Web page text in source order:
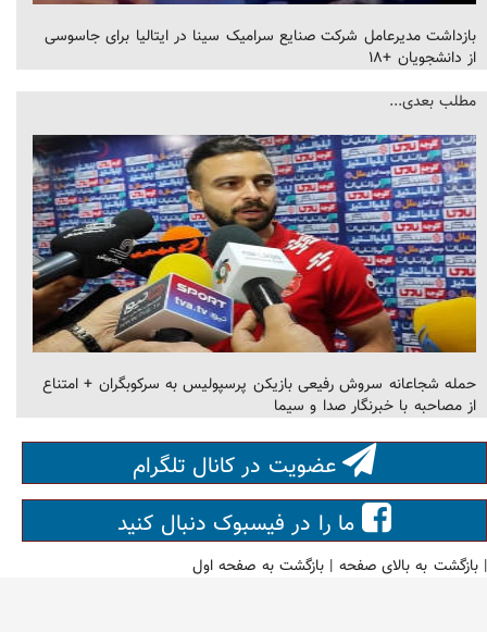
بازداشت مدیرعامل شرکت صنایع سرامیک سینا در ایتالیا برای جاسوسی
از دانشجویان +۱۸
مطلب بعدی...
حمله شجاعانه سروش رفیعی بازیکن پرسپولیس به سرکوبگران + امتناع
از مصاحبه با خبرنگار صدا و سیما
عضویت در کانال تلگرام
ما را در فیسبوک دنبال کنید
|بازگشت به بالای صفحه |بازگشت به صفحه اول